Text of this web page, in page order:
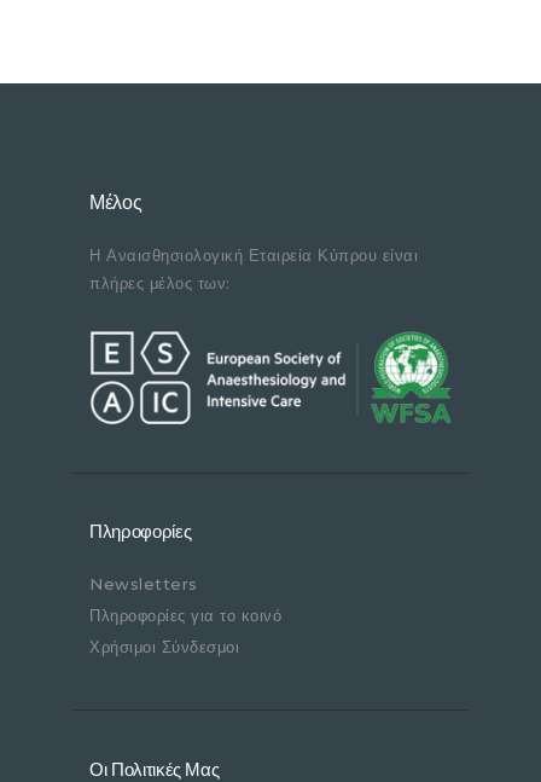
Μέλος
Η Αναισθησιολογική Εταιρεία Κύπρου είναι
πλήρες μέλος των:
Πληροφορίες
Newsletters
Πληροφορίες για το κοινό
Χρήσιμοι Σύνδεσμοι
Οι Πολιτικές Μας